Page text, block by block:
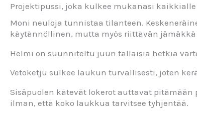
Projektipussi, joka kulkee mukanasi kaikkialle
Moni neuloja tunnistaa tilanteen.
käytännöllinen, mutta myös riittävän
Helmi on suunniteltu juuri tällaisia hetkiä
Vetoketju sulkee laukun turvallisesti, joten
Sisäpuolen kätevät lokerot auttavat
ilman, että koko laukkua tarvitsee tyhjentää.